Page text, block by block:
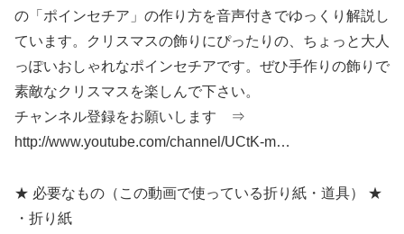
の「ポインセチア」の作り方を音声付きでゆっくり解説し
ています。クリスマスの飾りにぴったりの、ちょっと大人
っぽいおしゃれなポインセチアです。ぜひ手作りの飾りで
素敵なクリスマスを楽しんで下さい。
チャンネル登録をお願いします ⇒
http://www.youtube.com/channel/UCtK-m…
★ 必要なもの（この動画で使っている折り紙・道具） ★
・折り紙